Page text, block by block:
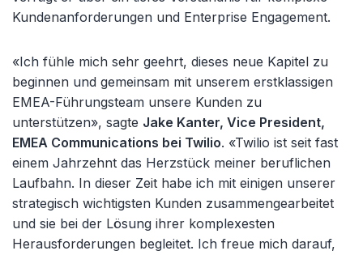
Kundenanforderungen und Enterprise Engagement.
«Ich fühle mich sehr geehrt, dieses neue Kapitel zu
beginnen und gemeinsam mit unserem erstklassigen
EMEA-Führungsteam unsere Kunden zu
unterstützen», sagte Jake Kanter, Vice President,
EMEA Communications bei Twilio. «Twilio ist seit fast
einem Jahrzehnt das Herzstück meiner beruflichen
Laufbahn. In dieser Zeit habe ich mit einigen unserer
strategisch wichtigsten Kunden zusammengearbeitet
und sie bei der Lösung ihrer komplexesten
Herausforderungen begleitet. Ich freue mich darauf,